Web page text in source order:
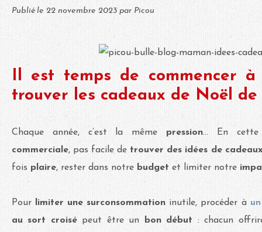
Publié le 22 novembre 2023 par Picou
Il est temps de commencer à
trouver les cadeaux de Noël de
Chaque année, c’est la même pression... En cette
commerciale, pas facile de trouver des idées de
fois plaire, rester dans notre budget et limiter notre
Pour limiter une surconsommation inutile, procéder à
au sort croisépeut être un bon début : chacun